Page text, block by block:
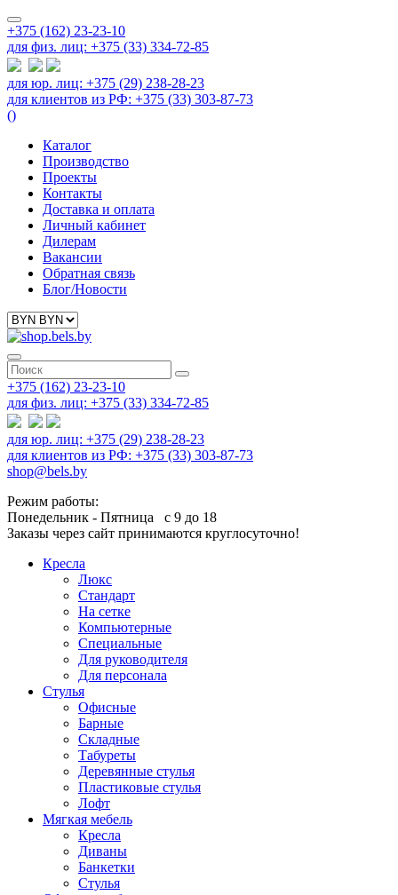
+375 (162) 23-23-10
для физ. лиц: +375 (33) 334-72-85
для юр. лиц: +375 (29) 238-28-23
для клиентов из РФ: +375 (33) 303-87-73
()
Каталог
Производство
Проекты
Контакты
Доставка и оплата
Личный кабинет
Дилерам
Вакансии
Обратная связь
Блог/Новости
+375 (162) 23-23-10
для физ. лиц: +375 (33) 334-72-85
для юр. лиц: +375 (29) 238-28-23
для клиентов из РФ: +375 (33) 303-87-73
shop@bels.by
Режим работы:
Понедельник - Пятница с 9 до 18
Заказы через сайт принимаются круглосуточно!
Кресла
Люкс
Стандарт
На сетке
Компьютерные
Специальные
Для руководителя
Для персонала
Стулья
Офисные
Барные
Складные
Табуреты
Деревянные стулья
Пластиковые стулья
Лофт
Мягкая мебель
Кресла
Диваны
Банкетки
Стулья